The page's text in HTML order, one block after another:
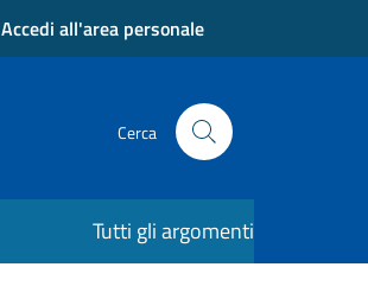
Accedi all'area personale
Cerca
Tutti gli argomenti